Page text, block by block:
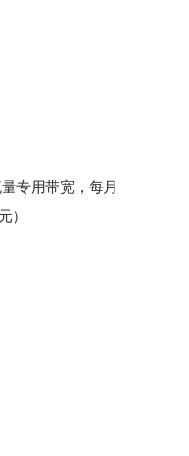
专用带宽，每月
）